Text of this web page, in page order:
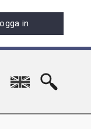
in
100 år
nyhetsbrev
English